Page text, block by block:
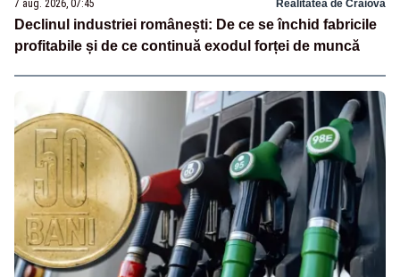
7 aug. 2026, 07:45 Realitatea de Craiova
Declinul industriei românești: De ce se închid fabricile
profitabile și de ce continuă exodul forței de muncă